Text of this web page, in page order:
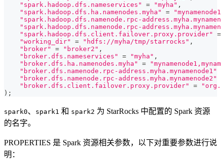
"spark.hadoop.dfs.nameservices"
= "myha" ,
"spark.hadoop.dfs.ha.namenodes.myha"
=
"spark.hadoop.dfs.namenode.rpc-
"spark.hadoop.dfs.namenode.rpc-
"spark.hadoop.dfs.client.failover.proxy.provider"
=
"working_dir"
= "hdfs://myha/tmp/starrocks" ,
"broker"
= "broker2" ,
"broker.dfs.nameservices"
= "myha" ,
"broker.dfs.ha.namenodes.myha"
=
"broker.dfs.namenode.rpc-address.myha.mynamenode1"
"broker.dfs.namenode.rpc-address.myha.mynamenode2"
"broker.dfs.client.failover.proxy.provider"
=
) ;
spark0、 spark1 和 spark2 为 StarRocks 中配置的 Spark 资源
的名字。
PROPERTIES 是 Spark 资源相关参数，以下对重要参数进行说
明：